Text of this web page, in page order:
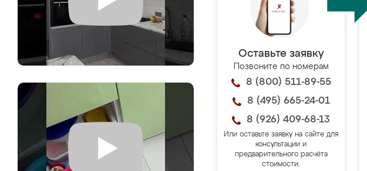
Оставьте заявку
Позвоните по номерам
8 (800) 511-89-55
8 (495) 665-24-01
8 (926) 409-68-13
Или оставьте заявку на сайте для
консультации и
предварительного расчёта
стоимости.